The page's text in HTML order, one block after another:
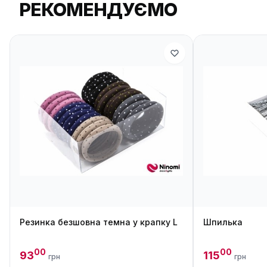
РЕКОМЕНДУЄМО
Резинка безшовна темна у крапку L
9300 грн
Шпилька
11500 грн